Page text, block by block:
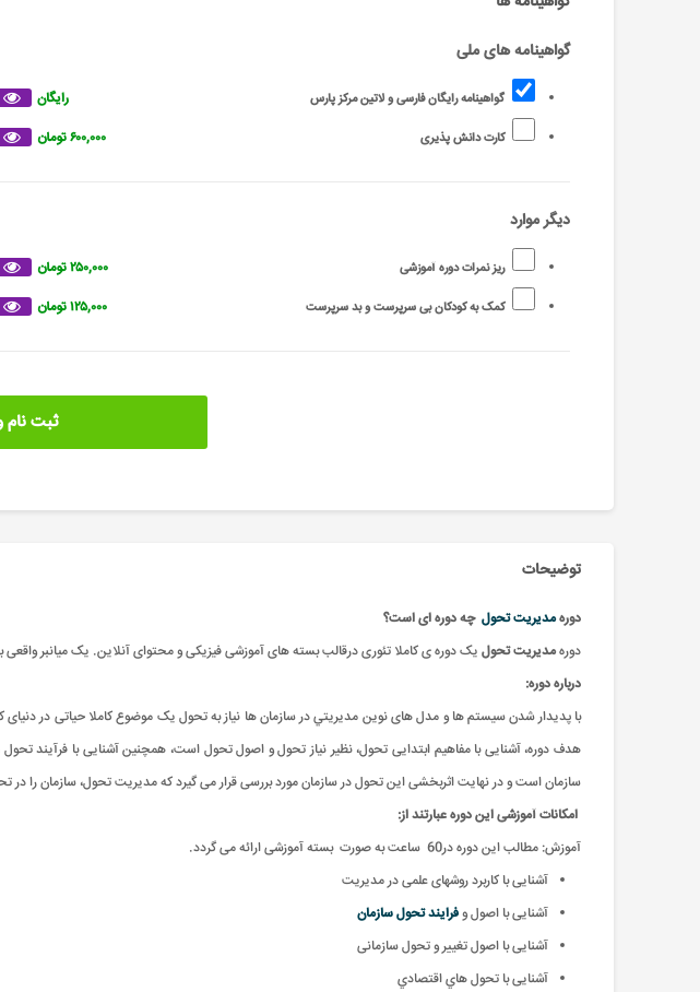
گواهینامه های ملی
گواهینامه رایگان فارسی و لاتین مرکز پارس رایگان
کارت دانش پذیری ۶۰۰,۰۰۰ تومان
دیگر موارد
ریز نمرات دوره آموزشی ۲۵۰,۰۰۰ تومان
کمک به کودکان بی سرپرست و بد سرپرست ۱۲۵,۰۰۰ تومان
ثبت نام
توضیحات
دورهمدیریت تحول چه دوره ای است؟
دورهمدیریت تحول یکدوره ی کاملا تئوری درقالب بسته های آموزشی فیزیکی و محتوای آنلاین. یک میانبر
درباره دوره:
با پدیدار شدن سیستم ها و مدل های نوين مدیريتي در سازمان ها نیاز به تحول یک موضوع کاملا حیاتی در
هدف دوره، آشنایی با مفاهیم ابتدایی تحول، نظیر نیاز تحول و اصول تحول است، همچنین آشنایی با فرآیند
سازمان است و در نهایت اثربخشی این تحول در سازمان مورد بررسی قرار می گیرد که مدیريت تحول، سازمان را
امکانات آموزشی این دوره عبارتند از:
آموزش: مطالب این دوره در60 ساعت به صورت بسته آموزشی ارائه می گردد
.
آشنایی با کاربرد روشهای علمی در مدیریت
آشنایی با اصول وفرایند تحول سازمان
آشنایی با اصول تغییر و تحول سازمانی
آشنایی با تحول هاي اقتصادي